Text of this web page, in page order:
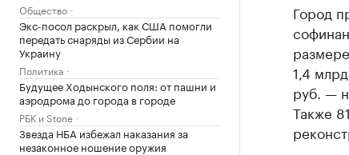
Общество
Экс-посол раскрыл, как США помогли
передать снаряды из Сербии на
Украину
Политика
Будущее Ходынского поля: от пашни и
аэродрома до города в городе
РБК и Stone
Звезда НБА избежал наказания за
незаконное ношение оружия
Город
1,4
руб. —
Также